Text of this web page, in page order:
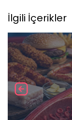
İlgili İçerikler